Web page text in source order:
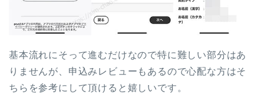
基本流れにそって進むだけなので特に難しい部分はあ
りませんが、申込みレビューもあるので心配な方はそ
ちらを参考にして頂けると嬉しいです。